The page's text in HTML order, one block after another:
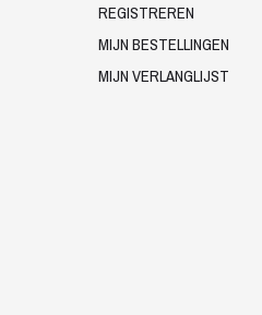
REGISTREREN
MIJN BESTELLINGEN
MIJN VERLANGLIJST